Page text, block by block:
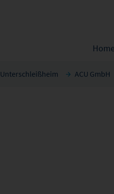
Home
Unterschleißheim ACU GmbH